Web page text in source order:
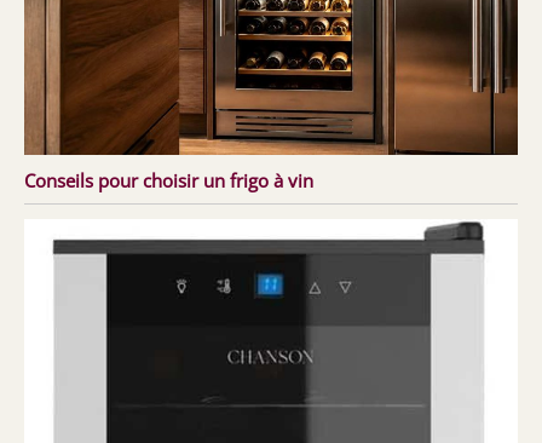
Conseils pour choisir un frigo à vin